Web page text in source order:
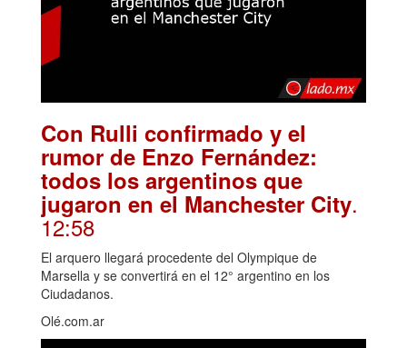
Con Rulli confirmado y el
rumor de Enzo Fernández:
todos los argentinos que
jugaron en el Manchester City.
12:58
El arquero llegará procedente del Olympique de
Marsella y se convertirá en el 12° argentino en los
Ciudadanos.
Olé.com.ar